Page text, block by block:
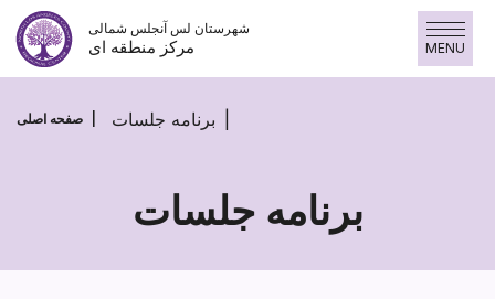
پرش
محتوا
شهرستان لس آنجلس شمالی
مرکز منطقه ای MENU
صفحه اصلی برنامه جلسات
برنامه جلسات
برنامه
جلسات